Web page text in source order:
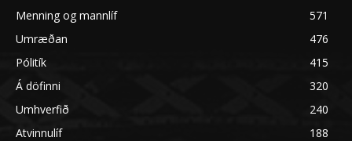
Menning og mannlíf
571
Umræðan
476
Pólitík
415
Á döfinni
320
Umhverfið
240
Atvinnulíf
188